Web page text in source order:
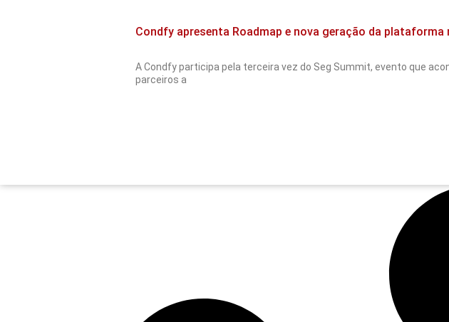
Condfy apresenta Roadmap e nova geração da plataforma
A Condfy participa pela terceira vez do Seg Summit, evento que
parceiros a